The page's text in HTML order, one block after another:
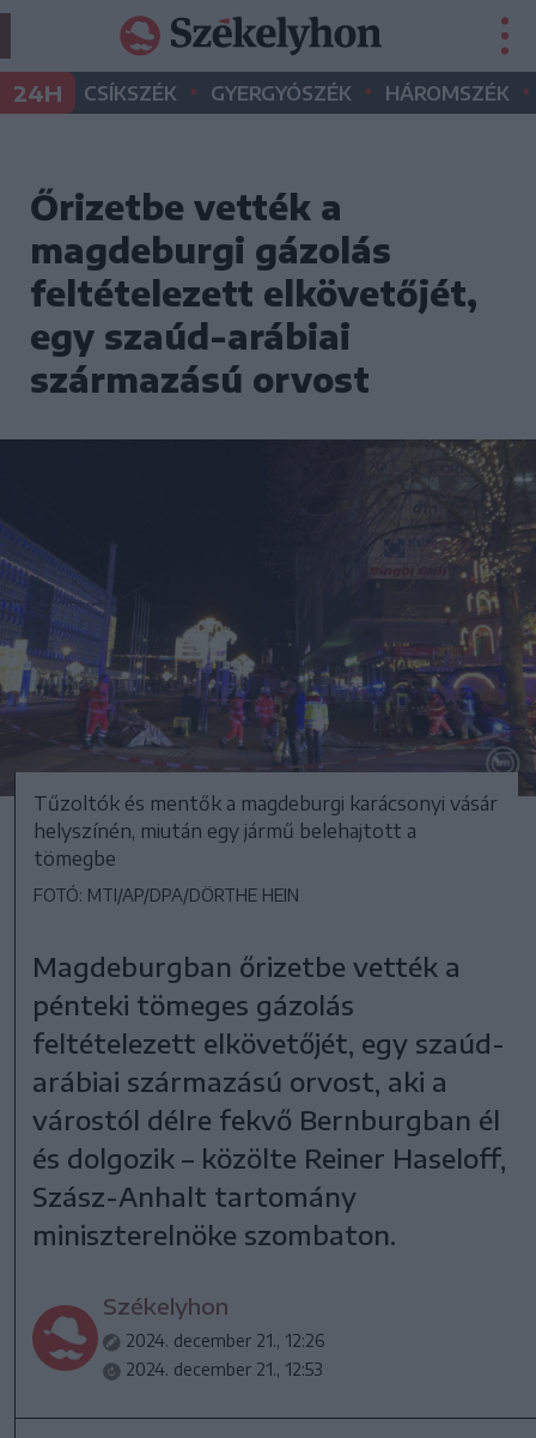
24H CSÍKSZÉK • GYERGYÓSZÉK • HÁROMSZÉK •
Őrizetbe vették a
magdeburgi gázolás
feltételezett elkövetőjét,
egy szaúd-arábiai
származású orvost
Tűzoltók és mentők a magdeburgi karácsonyi vásár
helyszínén, miután egy jármű belehajtott a
tömegbe
FOTÓ: MTI/AP/DPA/DÖRTHE HEIN
Magdeburgban őrizetbe vették a
pénteki tömeges gázolás
feltételezett elkövetőjét, egy szaúd-
arábiai származású orvost, aki a
várostól délre fekvő Bernburgban él
és dolgozik – közölte Reiner Haseloff,
Szász-Anhalt tartomány
miniszterelnöke szombaton.
Székelyhon
2024. december 21., 12:26
2024. december 21., 12:53